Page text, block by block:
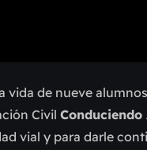
vida de nueve
Civil Conduciendo
vial y para darle